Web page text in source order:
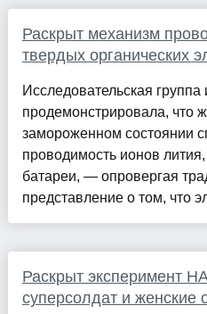
Раскрыт механизм
твердых органических
Исследовательская группа
продемонстрировала, что
замороженном состоянии
проводимость ионов
батареи, — опровергая
представление о том, что
Раскрыт эксперимент
суперсолдат и женские